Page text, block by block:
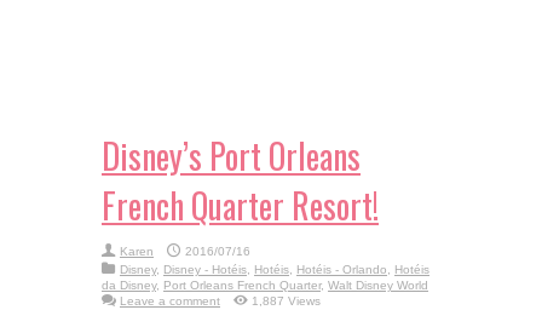
Disney’s Port Orleans
French Quarter Resort!
Karen
2016/07/16
Disney, Disney - Hotéis, Hotéis, Hotéis - Orlando, Hotéis
da Disney, Port Orleans French Quarter, Walt Disney World
Leave a comment
1,887 Views